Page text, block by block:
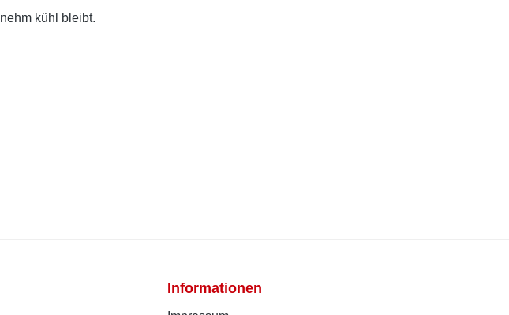
kühl bleibt.
Informationen